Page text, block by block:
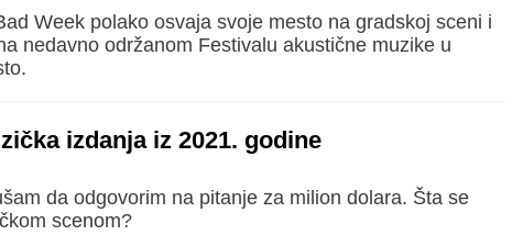
Week polako osvaja svoje mesto na gradskoj sceni i
nedavno održanom Festivalu akustične muzike u
izdanja iz 2021. godine
da odgovorim na pitanje za milion dolara. Šta se
scenom?